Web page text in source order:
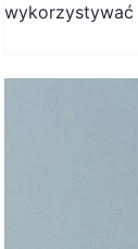
wykorzystywać